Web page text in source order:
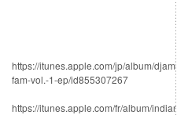
https://itunes.apple.com/jp/album/djam-
fam-vol.-1-ep/id855307267
https://itunes.apple.com/fr/album/indian-